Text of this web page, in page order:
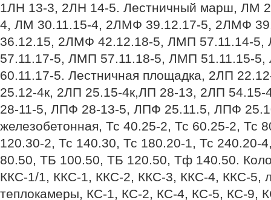
1ЛН 13-3, 2ЛН 14-5. Лестничный марш, ЛМ
4, ЛМ 30.11.15-4, 2ЛМФ 39.12.17-5, 2ЛМФ
36.12.15, 2ЛМФ 42.12.18-5, ЛМП 57.11.14-
57.11.17-5, ЛМП 57.11.18-5, ЛМП 51.11.15-
60.11.17-5. Лестничная площадка, 2ЛП
25.12-4к, 2ЛП 25.15-4к,ЛП 28-13, 2ЛП
28-11-5, ЛПФ 28-13-5, ЛПФ 25.11.5, ЛПФ
железобетонная, Тс 40.25-2, Тс 60.25-2, Тс
120.30-2, Тс 140.30, Тс 180.20-1, Тс
80.50, ТБ 100.50, ТБ 120.50, Тф 140.50.
ККС-1/1, ККС-1, ККС-2, ККС-3, ККС-4, ККС-5,
теплокамеры, КС-1, КС-2, КС-4, КС-5, КС-9,